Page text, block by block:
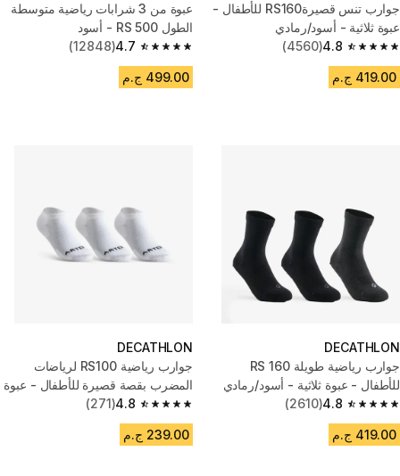
جوارب تنس قصيرةRS160 للأطفال -
عبوة ثلاثية - أسود/رمادي
4.8
4.8 out of 5 stars from 4560 reviews
(4560)
419.00 ج.م
عبوة من 3 شرابات رياضية متوسطة
الطول RS 500 - أسود
4.7
4.7 out of 5 stars from 12848 reviews
(12848)
499.00 ج.م
DECATHLON
جوارب رياضية طويلة RS 160
للأطفال - عبوة ثلاثية - أسود/رمادي
4.8
4.8 out of 5 stars from 2610 reviews
(2610)
419.00 ج.م
DECATHLON
جوارب رياضية RS100 لرياضات
المضرب بقصة قصيرة للأطفال - عبوة
ثلاثية - أبيض4.8
4.8 out of 5 stars from 271 reviews
(271)
239.00 ج.م